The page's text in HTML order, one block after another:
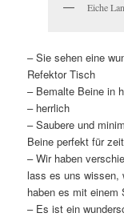
Eiche
– Sie sehen eine
Refektor Tisch
– Bemalte Beine in
– herrlich
– Saubere und
Beine perfekt für
– Wir haben
lass es uns wissen,
haben es mit einem
– Es ist ein